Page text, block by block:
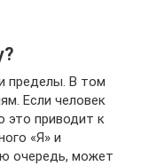
пределы. В том
Если человек
это приводит к
«Я» и
очередь, может